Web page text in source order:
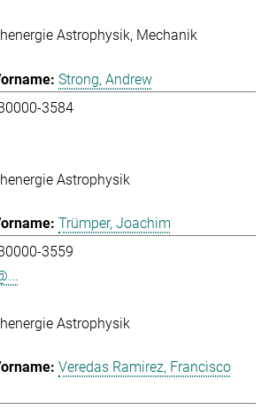
Astrophysik Mechanik
Strong, Andrew
3584
Astrophysik
Trümper, Joachim
3559
Astrophysik
Veredas Ramirez, Francisco